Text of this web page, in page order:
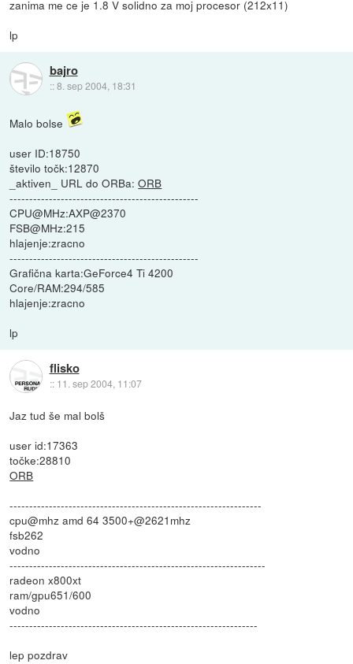
zanima me ce je 1.8 V solidno za moj procesor (212x11)
lp
bajro
::8. sep 2004, 18:31
Malo bolse
user ID:18750
število točk:12870
_aktiven_ URL do ORBa:ORB
------------------------------------------------
CPU@MHz:AXP@2370
FSB@MHz:215
hlajenje:zracno
------------------------------------------------
Grafična karta:GeForce4 Ti 4200
Core/RAM:294/585
hlajenje:zracno
lp
flisko
:: 11. sep 2004, 11:07
Jaz tud še mal bolš
user id:17363
točke:28810
ORB
----------------------------------------------------------------
cpu@mhz amd 64 3500+@2621mhz
fsb262
vodno
-----------------------------------------------------------------
radeon x800xt
ram/gpu651/600
vodno
---------------------------------------------------------------
lep pozdrav